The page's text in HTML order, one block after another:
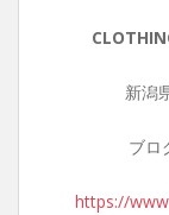
新潟
ブロ
https://